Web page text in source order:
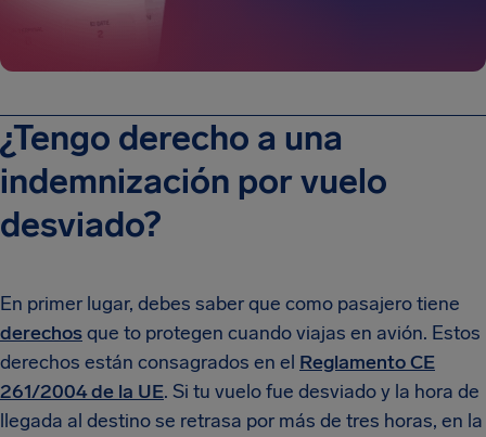
¿Tengo derecho a una
indemnización por vuelo
desviado?
En primer lugar, debes saber que como pasajero tiene
derechosque to protegen cuando viajas en avión. Estos
derechos están consagrados en el Reglamento CE
261/2004 de la UE. Si tu vuelo fue desviado y la hora de
llegada al destino se retrasa por más de tres horas, en la